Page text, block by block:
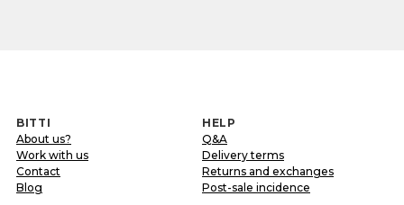
BITTI
About us?
Work with us
Contact
Blog
HELP
Q&A
Delivery terms
Returns and exchanges
Post-sale incidence